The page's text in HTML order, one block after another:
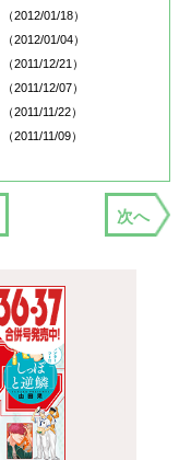
（2012/01/18）
（2012/01/04）
（2011/12/21）
（2011/12/07）
（2011/11/22）
（2011/11/09）
次へ